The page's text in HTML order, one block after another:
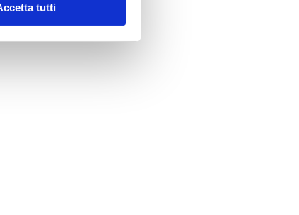
tutti